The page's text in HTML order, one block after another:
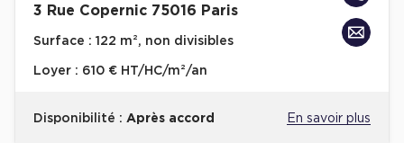
3 Rue Copernic 75016 Paris
Surface : 122 m², non divisibles
Loyer : 610 € HT/HC/m²/an
Disponibilité : Après accord En savoir plus